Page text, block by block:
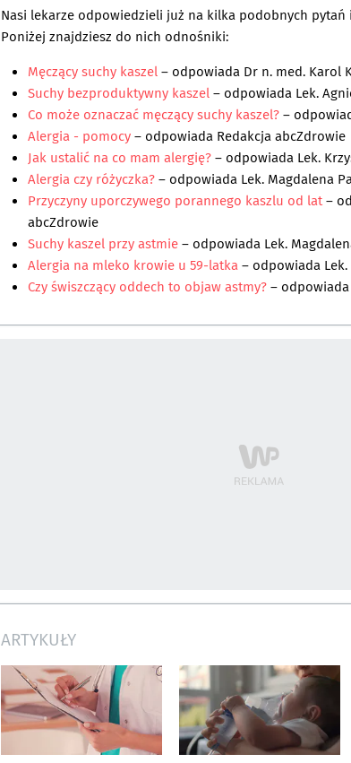
Nasi lekarze odpowiedzieli już na kilka podobnych
Poniżej znajdziesz do nich odnośniki:
Męczący suchy kaszel– odpowiada Dr n. med. Karol
Suchy bezproduktywny kaszel– odpowiada Lek.
Co może oznaczać męczący suchy kaszel?–
Alergia - pomocy– odpowiada Redakcja abcZdrowie
Jak ustalić na co mam alergię?– odpowiada Lek.
Alergia czy różyczka?– odpowiada Lek. Magdalena
Przyczyny uporczywego porannego kaszlu od lat–
abcZdrowie
Suchy kaszel przy astmie– odpowiada Lek.
Alergia na mleko krowie u 59-latka– odpowiada
Czy świszczący oddech to objaw astmy?– odpowiada
ARTYKUŁY